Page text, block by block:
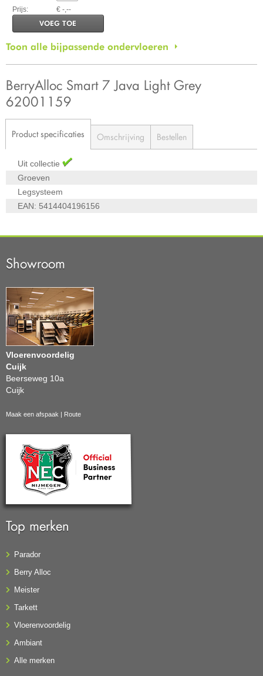
Prijs:
€ -,--
VOEG TOE
Toon alle bijpassende ondervloeren
BerryAlloc Smart 7 Java Light Grey
62001159
Product specificaties Omschrijving Bestellen
Uit collectie
Groeven
Legsysteem
EAN: 5414404196156
Showroom
Vloerenvoordelig
Cuijk
Beerseweg 10a
Cuijk
Maak een afspaak Route
Top merken
Parador
Berry Alloc
Meister
Tarkett
Vloerenvoordelig
Ambiant
Alle merken